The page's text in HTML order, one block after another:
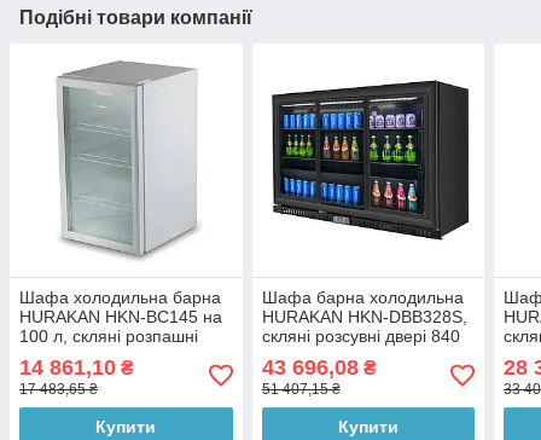
Подібні товари компанії
Шафа холодильна барна
HURAKAN HKN-BC145 на
100 л, скляні розпашні
14 861,10 ₴
17 483,65 ₴
Купити
Шафа барна холодильна
HURAKAN HKN-DBB328S,
скляні розсувні двері 840
43 696,08₴
51 407,15 ₴
Купити
28
33